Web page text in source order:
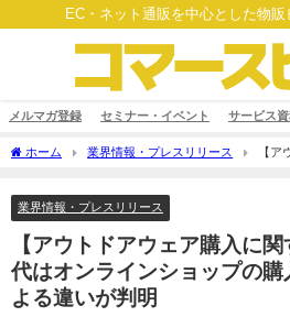
EC・ネット通販を中心とした物
メルマガ登録 セミナー・イベント サービス
ホーム 業界情報・プレスリリース
【ア
業界情報・プレスリリース
【アウトドアウェア購入に
代はオンラインショップの
よる違いが判明